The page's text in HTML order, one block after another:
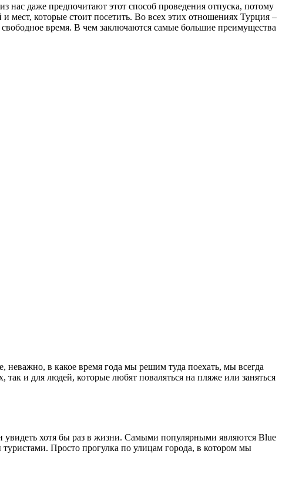
нас даже предпочитают этот способ проведения отпуска, потому
которые стоит посетить. Во всех этих отношениях Турция –
время. В чем заключаются самые большие преимущества
неважно, в какое время года мы решим туда поехать, мы всегда
и для людей, которые любят поваляться на пляже или заняться
хотя бы раз в жизни. Самыми популярными являются Blue
туристами. Просто прогулка по улицам города, в котором мы